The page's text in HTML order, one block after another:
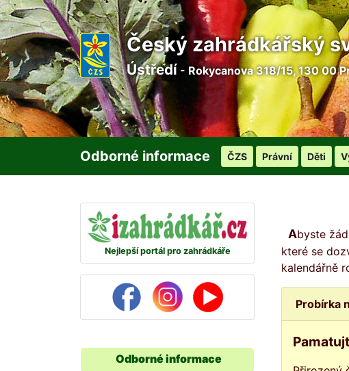
Český zahrádkářský
Ústředí - Rokycanova 318/15, 130 00
Odborné informace ČZS Právní Děti
Nejlepší portál pro zahrádkáře
Odborné informace
Abyste žádný den na svou zahrádku nezapomněli, připravili jsme pro vás na každý den malou radu, ve
které se
kalendářně
Probírka